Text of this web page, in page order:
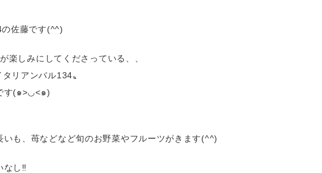
佐藤です(^^)
楽しみにしてくださっている、、
リアンバル134〟
す(๑>◡<๑)
いも、苺などなど旬のお野菜やフルーツがきます(^^)
なし‼︎